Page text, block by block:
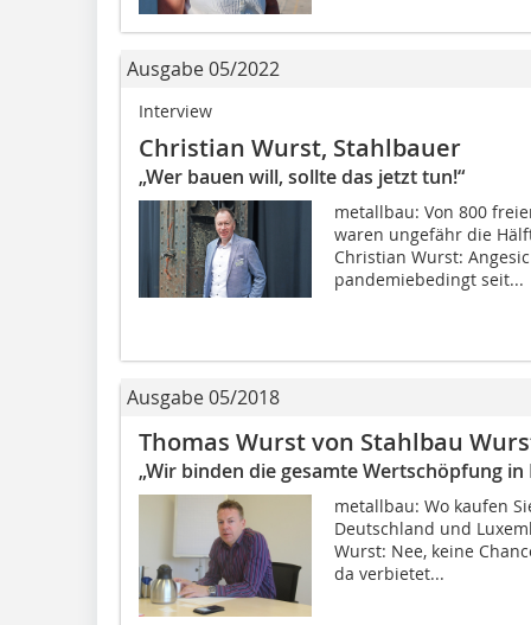
Ausgabe 05/2022
Interview
Christian Wurst, Stahlbauer
„Wer bauen will, sollte das jetzt tun!“
metallbau: Von 800
waren ungefähr die
Christian Wurst:
pandemiebedingt seit...
Ausgabe 05/2018
Thomas Wurst von Stahlbau
„Wir binden die gesamte Wertschöpfung in
metallbau: Wo kaufen
Deutschland und
Wurst: Nee, keine
da verbietet...